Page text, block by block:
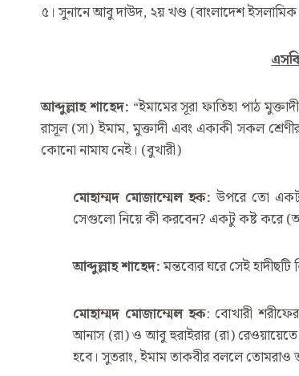
৫। সুনানে আবু দাউদ, ২য় খণ্ড (বাংলাদেশ
আব্দুল্লাহশাহেদ: “ইমামের সূরা ফাতিহা পাঠ
রাসূল (সা) ইমাম, মুক্তাদী এবং একাকী সকল
কোনো নামায নেই। (বুখারী)
মোহাম্মদ মোজাম্মেল হক: উপরে তো একটা
সেগুলো নিয়ে কী করবেন? একটু কষ্ট করে
আব্দুল্লাহশাহেদ:মন্তব্যের ঘরে সেই
মোহাম্মদ মোজাম্মেল হক: বোখারী
আনাস (রা) ও আবু হুরাইরার (রা)
হবে। সুতরাং, ইমাম তাকবীর বললে তোমরাও